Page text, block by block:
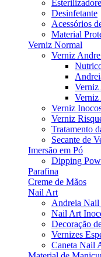
Desinfetante
Acessórios
Material
Verniz Normal
Verniz
Verniz
Verniz
Verniz
Verniz
Tratamento
Secante de
Imersão em Pó
Dipping
Parafina
Creme de Mãos
Nail Art
Andreia
Nail Art
Decoração
Vernizes
Caneta Nail